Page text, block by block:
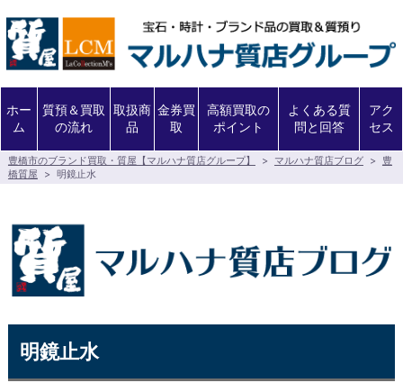
ホー
ム
質預＆買取
の流れ
取扱商
品
金券買
取
高額買取の
ポイント
よくある質
問と回答
アク
セス
豊橋市のブランド買取・質屋【マルハナ質店グループ】 > マルハナ質店ブログ >
豊
橋質屋
> 明鏡止水
明鏡止水